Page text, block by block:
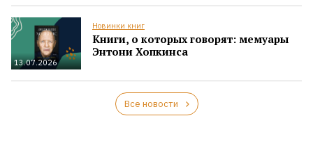
13.07.2026
Новинки книг
Книги, о которых говорят: мемуары
Энтони Хопкинса
Все новости